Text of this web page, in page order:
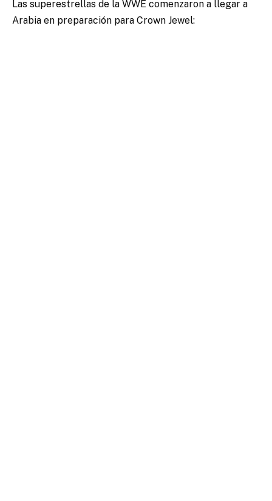
Las superestrellas de la WWE comenzaron a llegar a
Arabia en preparación para Crown Jewel: